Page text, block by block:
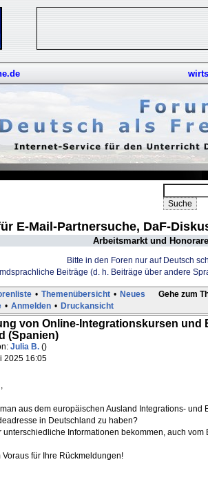
E-Mail-Partnersuche, DaF-
Arbeitsmarkt und Honorare
Bitte in den Foren nur auf Deutsch
Beiträge (d. h. Beiträge über andere
Gehe zum
• Themenübersicht • Neues
• Anmelden • Druckansicht
von Online-Integrationskursen und
(Spanien)
Julia B. ()
2025 16:05
aus dem europäischen Ausland Integrations- und
in Deutschland zu haben?
unterschiedliche Informationen bekommen, auch vom
für Ihre Rückmeldungen!